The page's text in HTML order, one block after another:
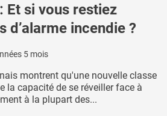
Et si vous restiez
d’alarme incendie ?
5 mois
montrent qu'une nouvelle classe
la capacité de se réveiller face à
à la plupart des...